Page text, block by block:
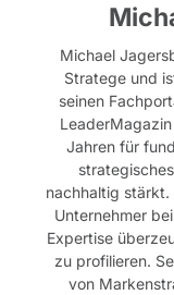
Michael
Stratege und
seinen
Jahren für
nachhaltig
Unternehmer
Expertise
zu profilieren.
von